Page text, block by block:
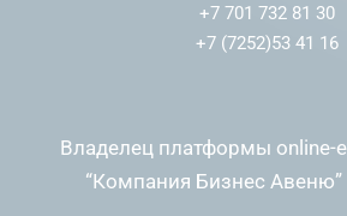
+7 701 732 81 30
+7 (7252)53 41 16
Владелец платформы online-
“Компания Бизнес